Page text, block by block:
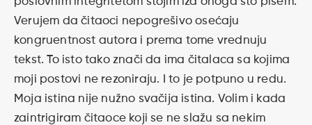
Verujem da čitaoci nepogrešivo osećaju
kongruentnost autora i prema tome vrednuju
tekst. To isto tako znači da ima čitalaca sa kojima
moji postovi ne rezoniraju. I to je potpuno u redu.
Moja istina nije nužno svačija istina. Volim i kada
zaintrigiram čitaoce koji se ne slažu sa nekim